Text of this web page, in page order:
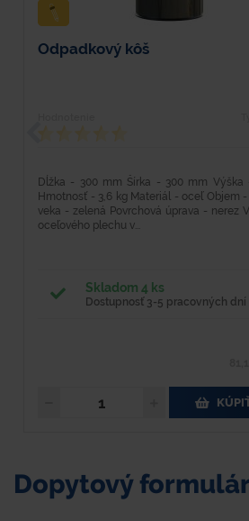
Odpadkový kôš
Dĺžka - 300 mm Šírka - 300 mm Výška
Hmotnosť - 3,6 kg Materiál - oceľ Objem -
veka - zelená Povrchová úprava - nerez
oceľového plechu v...
Skladom 4 ks
Dostupnosť 3-5 pracovných dní
Dopytový formulár